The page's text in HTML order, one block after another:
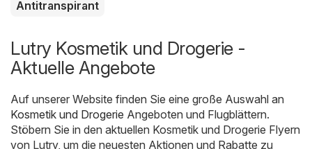
Antitranspirant
Lutry Kosmetik und Drogerie -
Aktuelle Angebote
Auf unserer Website finden Sie eine große Auswahl an
Kosmetik und Drogerie Angeboten und Flugblättern.
Stöbern Sie in den aktuellen Kosmetik und Drogerie Flyern
von Lutry, um die neuesten Aktionen und Rabatte zu